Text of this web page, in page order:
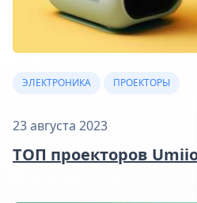
ЭЛЕКТРОНИКА ПРОЕКТОРЫ
23 августа 2023
ТОП проекторов